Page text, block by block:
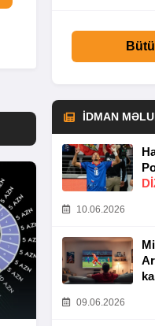
İDMAN
10.06.2026
09.06.2026